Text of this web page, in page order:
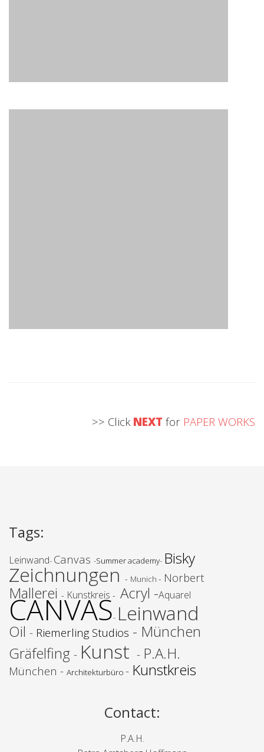
>> Click NEXT for PAPER WORKS
Tags:
Leinwand- Canvas -Summer academy- Bisky
Zeichnungen - Munich - Norbert
Mallerei - Kunstkreis - Acryl -Aquarel
CANVAS- Leinwand
Oil - Riemerling Studios - München
Gräfelfing - Kunst - P.A.H.
München - Architekturbüro - Kunstkreis
Contact:
P.A.H.